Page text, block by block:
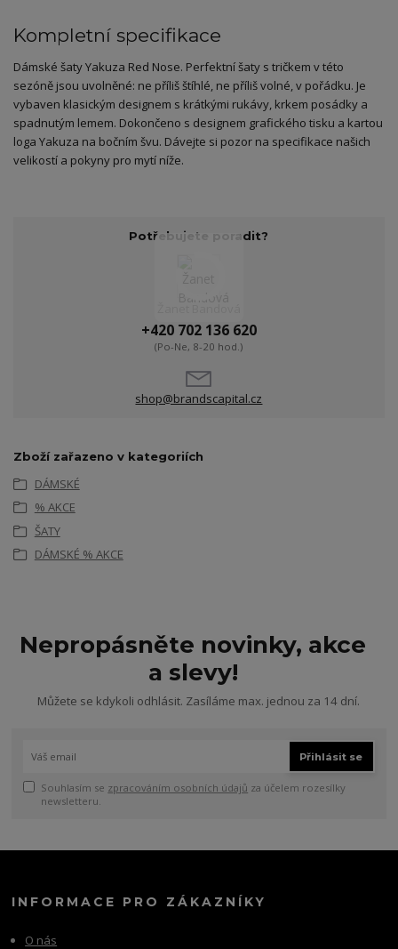
Kompletní specifikace
Dámské šaty Yakuza Red Nose. Perfektní šaty s tričkem v této
sezóně jsou uvolněné: ne příliš štíhlé, ne příliš volné, v pořádku. Je
vybaven klasickým designem s krátkými rukávy, krkem posádky a
spadnutým lemem. Dokončeno s designem grafického tisku a kartou
loga Yakuza na bočním švu. Dávejte si pozor na specifikace našich
velikostí a pokyny pro mytí níže.
Potřebujete poradit?
+420 702 136 620
(Po-Ne, 8-20 hod.)
shop@brandscapital.cz
Zboží zařazeno v kategoriích
DÁMSKÉ
% AKCE
ŠATY
DÁMSKÉ % AKCE
Nepropásněte novinky, akce
a slevy!
Můžete se kdykoli odhlásit. Zasíláme max. jednou za 14 dní.
Přihlásit se
Souhlasím se zpracováním osobních údajů za účelem rozesílky
newsletteru.
INFORMACE PRO ZÁKAZNÍKY
O nás